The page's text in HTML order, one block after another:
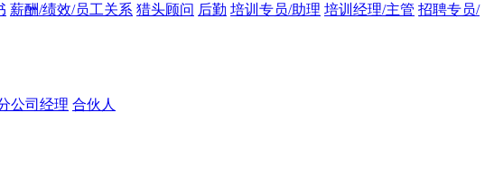
薪酬/绩效/员工关系 猎头顾问 后勤 培训专员/助理 培训经理/主管 招聘专员/
公司经理 合伙人